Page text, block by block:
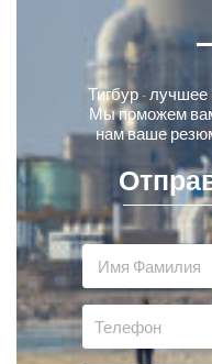
Тигбур -
Мы поможем
нам ваше